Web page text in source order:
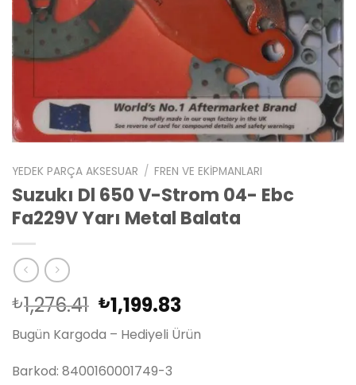
YEDEK PARÇA AKSESUAR / FREN VE EKIPMANLARI
Suzukı Dl 650 V-Strom 04- Ebc
Fa229V Yarı Metal Balata
₺1,276.41 Orijinal
fiyat:
₺1,276.41.
₺1,199.83Şu
andaki
fiyat:
Bugün Kargoda – Hediyeli Ürün
Barkod: 8400160001749-3